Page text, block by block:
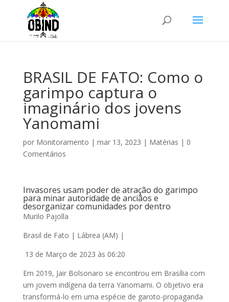
BRASIL DE FATO: Como o
garimpo captura o
imaginário dos jovens
Yanomami
por Monitoramento | mar 13, 2023 | Matérias | 0
Comentários
Invasores usam poder de atração do garimpo
para minar autoridade de anciãos e
desorganizar comunidades por dentro
Murilo Pajolla
Brasil de Fato | Lábrea (AM) |
13 de Março de 2023 às 06:20
Em 2019, Jair Bolsonaro se encontrou em Brasília com
um jovem indígena da terra Yanomami. O objetivo era
transformá-lo em uma espécie de garoto-propaganda